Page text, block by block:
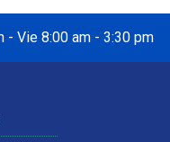
- Vie 8:00 am - 3:30 pm